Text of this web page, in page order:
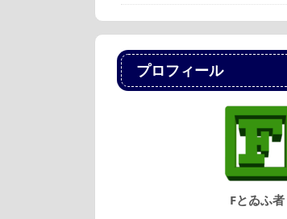
プロフィール
Fとゐふ者